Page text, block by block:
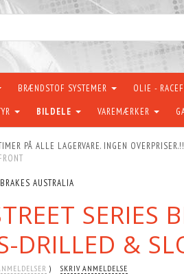
BRÆNDSTOF SYSTEMER OLIE -
BILDELE VAREMÆRKER
PÅ ALLE LAGERVARE. INGEN OVERPRISER.!!
AUSTRALIA
SERIES
DRILLED &
SKRIV ANMELDELSE